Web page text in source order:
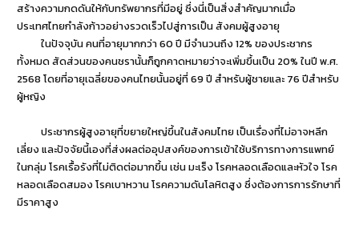
สร้างความกดดันให้กับทรัพยากรที่มีอยู่ ซึ่งนี่เป็นสิ่งสำคัญมากเมื่อ
ประเทศไทยกำลังก้าวอย่างรวดเร็วไปสู่การเป็น สังคมผู้สูงอายุ
ในปัจจุบัน คนที่อายุมากกว่า 60 ปี มีจำนวนถึง 12% ของประชากร
ทั้งหมด สัดส่วนของคนชรานั้นก็ถูกคาดหมายว่าจะเพิ่มขึ้นเป็น 20% ในปี พ.ศ.
2568 โดยที่อายุเฉลี่ยของคนไทยนั้นอยู่ที่ 69 ปี สำหรับผู้ชายและ 76 ปีสำหรับ
ผู้หญิง
ประชากรผู้สูงอายุที่ขยายใหญ่ขึ้นในสังคมไทย เป็นเรื่องที่ไม่อาจหลีก
เลี่ยง และปัจจัยนี้เองที่ส่งผลต่ออุปสงค์ของการเข้าใช้บริการทางการแพทย์
ในกลุ่ม โรคเรื้อรังที่ไม่ติดต่อมากขึ้น เช่น มะเร็ง โรคหลอดเลือดและหัวใจ โรค
หลอดเลือดสมอง โรคเบาหวาน โรคความดันโลหิตสูง ซึ่งต้องการการรักษาที่
มีราคาสูง